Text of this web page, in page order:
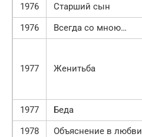
1976 Старший сын
1976
Всегда со мною…
1977 Женитьба
1977 Беда
1978
Объяснение в любви